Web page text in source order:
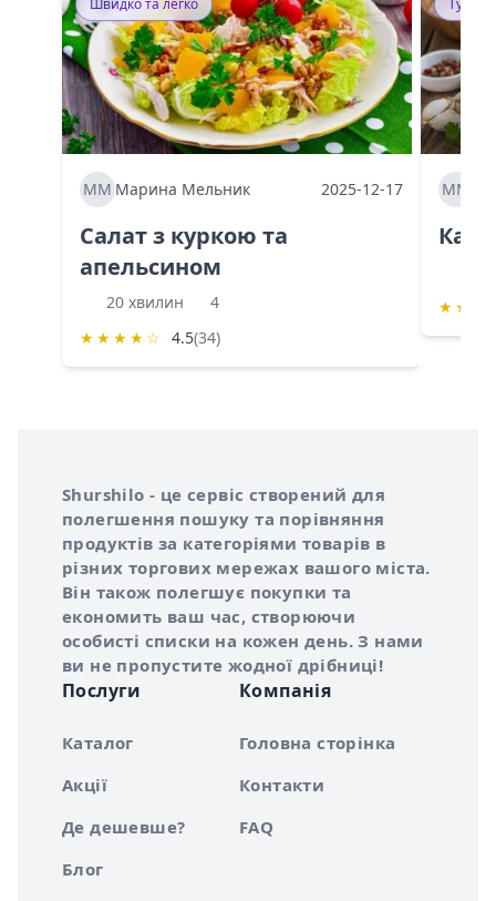
Швидко та легко
ММ Марина Мельник 2025-12-17
Салат з куркою та
апельсином
20 хвилин
4
★ ★ ★ ★ ☆ 4.5(34)
ММ
★ ★
Про сервіс Shurshilo
Shurshilo - це сервіс створений для
полегшення пошуку та порівняння
продуктів за категоріями товарів в
різних торгових мережах вашого міста.
Він також полегшує покупки та
економить ваш час, створюючи
особисті списки на кожен день. З нами
ви не пропустите жодної дрібниці!
Послуги
Каталог
Акції
Де дешевше?
Блог
Компанія
Головна сторінка
Контакти
FAQ